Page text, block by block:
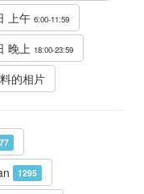
上午 6:00-11:59
晚上 18:00-23:59
的相片
1295